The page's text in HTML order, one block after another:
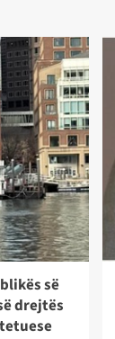
së
drejtës